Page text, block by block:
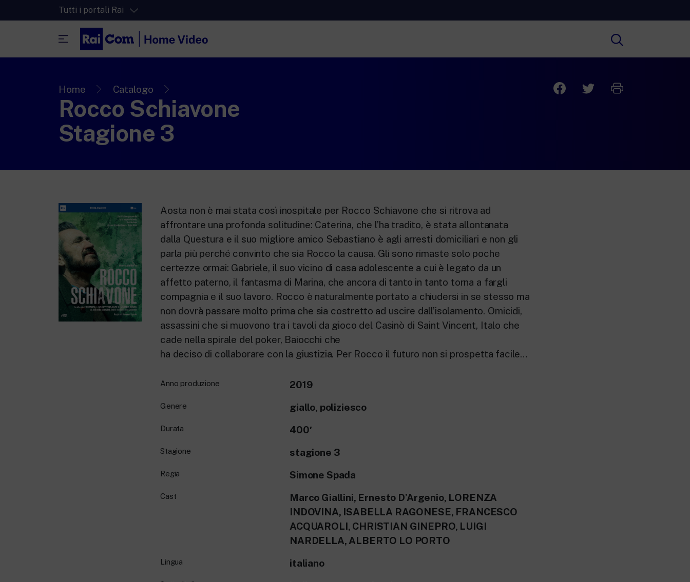
Tutti i portali Rai
La piattaforma di streaming video per tutti.
La piattaforma digitale dei canali Radio Rai.
RaiPlay Sound
RaiPlay YoYo
Approfondimenti culturali su Arte,
Letteratura, Storia e molto altro.
Home Catalogo
Rocco Schiavone
Stagione 3
Aosta non è mai stata così inospitale per Rocco Schiavone che si ritrova ad
affrontare una profonda solitudine: Caterina, che l’ha tradito, è stata allontanata
dalla Questura e il suo migliore amico Sebastiano è agli arresti domiciliari e non gli
parla più perché convinto che sia Rocco la causa. Gli sono rimaste solo poche
certezze ormai: Gabriele, il suo vicino di casa adolescente a cui è legato da un
affetto paterno, il fantasma di Marina, che ancora di tanto in tanto torna a fargli
compagnia e il suo lavoro. Rocco è naturalmente portato a chiudersi in se stesso ma
non dovrà passare molto prima che sia costretto ad uscire dall’isolamento. Omicidi,
assassini che si muovono tra i tavoli da gioco del Casinò di Saint Vincent, Italo che
cade nella spirale del poker, Baiocchi che
ha deciso di collaborare con la giustizia. Per Rocco il futuro non si prospetta facile…
Anno produzione 2019
Genere giallo, poliziesco
Durata 400′
Stagione stagione 3
Regia Simone Spada
Cast
Marco Giallini, Ernesto D’Argenio, LORENZA
INDOVINA, ISABELLA RAGONESE, FRANCESCO
ACQUAROLI, CHRISTIAN GINEPRO, LUIGI
NARDELLA, ALBERTO LO PORTO
Lingua italiano